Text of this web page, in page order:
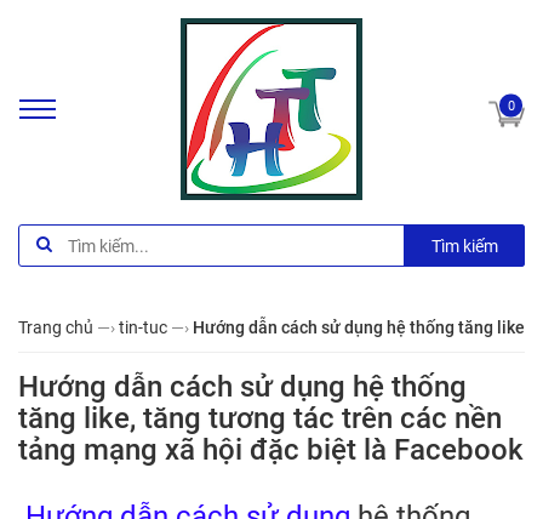
0
Tìm kiếm
Trang chủ —›tin-tuc —› Hướng dẫn cách sử dụng hệ thống tăng like,
Hướng dẫn cách sử dụng hệ thống
tăng like, tăng tương tác trên các nền
tảng mạng xã hội đặc biệt là Facebook